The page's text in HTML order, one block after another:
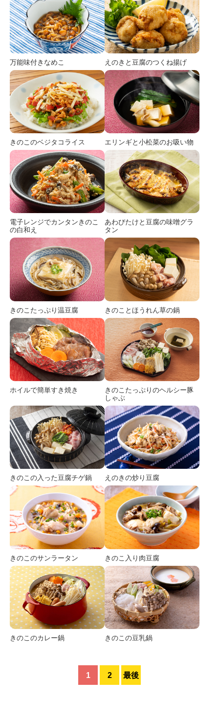
万能味付きなめこ えのきと豆腐のつくね揚げ
きのこのベジタコライス エリンギと小松菜のお吸い物
電子レンジでカンタンきのこ
の白和え
あわびたけと豆腐の味噌グラ
タン
きのこたっぷり温豆腐 きのことほうれん草の鍋
ホイルで簡単すき焼き
きのこたっぷりのヘルシー豚
しゃぶ
きのこの入った豆腐チゲ鍋 えのきの炒り豆腐
きのこのサンラータン きのこ入り肉豆腐
きのこのカレー鍋 きのこの豆乳鍋
1 2 最後